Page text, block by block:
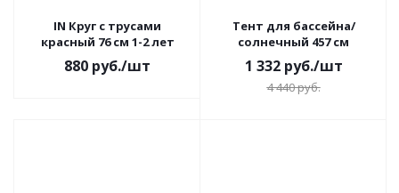
IN Круг с трусами
красный 76 см 1-2 лет
880 руб./шт
Тент для бассейна/
солнечный 457 см
1 332руб./шт
4 440руб.